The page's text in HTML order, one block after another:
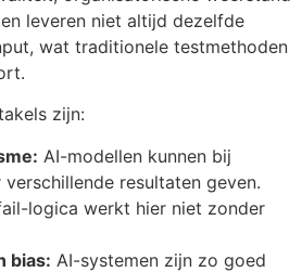
leveren niet altijd dezelfde
wat traditionele testmethoden
zijn:
AI-modellen kunnen bij
resultaten geven.
logica werkt hier niet zonder
bias: AI-systemen zijn zo goed